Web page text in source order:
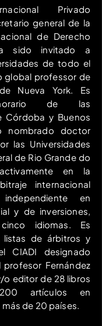
Privado
general de la
de Derecho
sido invitado a
de todo el
global professor de
Nueva York. Es
de las
Córdoba y Buenos
nombrado doctor
las Universidades
de Rio Grande do
en la
internacional
en
y de inversiones,
idiomas. Es
listas de árbitros y
CIADI designado
profesor Fernández
o editor de 28 libros
artículos en
de 20 países.